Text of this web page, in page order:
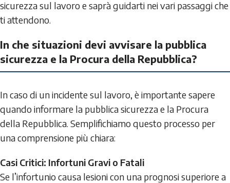
sicurezza sul lavoro e saprà guidarti nei vari passaggi che
ti attendono.
In che situazioni devi avvisare la pubblica
sicurezza e la Procura della Repubblica?
In caso di un incidente sul lavoro, è importante sapere
quando informare la pubblica sicurezza e la Procura
della Repubblica. Semplifichiamo questo processo per
una comprensione più chiara:
Casi Critici: Infortuni Gravi o Fatali
Se l’infortunio causa lesioni con una prognosi superiore a